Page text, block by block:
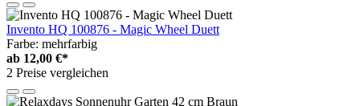
Invento HQ 100876 - Magic Wheel Duett
Farbe: mehrfarbig
ab 12,00 €*
2 Preise vergleichen